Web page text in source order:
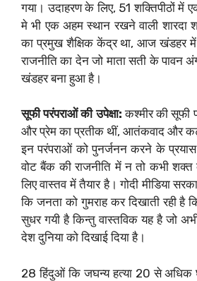
गया। उदाहरण के लिए, 51 शक्तिपीठों में
मे भी एक अहम स्थान रखने वाली शारदा
का प्रमुख शैक्षिक केंद्र था, आज खंडहर में
राजनीति का देन जो माता सती के पावन
खंडहर बना हुआ है।
सूफी परंपराओं की उपेक्षा:कश्मीर की सूफी
और प्रेम का प्रतीक थीं, आतंकवाद और
इन परंपराओं को पुनर्जनन करने के
वोट बैंक की राजनीति में न तो कभी
लिए वास्तव में तैयार है। गोदी मीडिया
कि जनता को गुमराह कर दिखाती रही है
सुधर गयी है किन्तु वास्तविक यह है जो
देश दुनिया को दिखाई दिया है।
28 हिंदुओं कि जघन्य हत्या 20 से अधिक